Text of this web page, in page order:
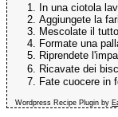
In una ciotola
Aggiungete la
Mescolate il
Formate una
Riprendete
Ricavate dei
Fate cuocere in
Wordpress Recipe Plugin by